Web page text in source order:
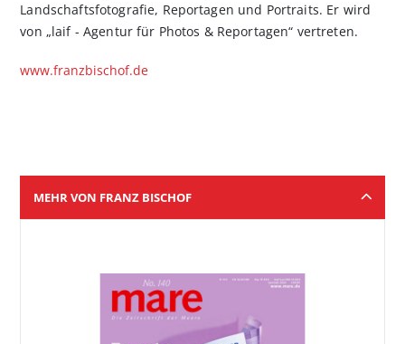
Landschaftsfotografie, Reportagen und Portraits. Er wird
von „laif - Agentur für Photos & Reportagen“ vertreten.
www.franzbischof.de
MEHR VON FRANZ BISCHOF